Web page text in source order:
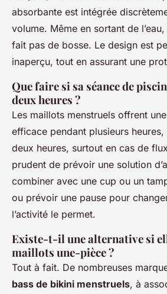
absorbante est intégrée
volume. Même en sortant de
fait pas de bosse. Le design est
inaperçu, tout en assurant une
Que faire si sa séance de
deux heures ?
Les maillots menstruels offrent
efficace pendant plusieurs
deux heures, surtout en cas de
prudent de prévoir une solution
combiner avec une cup ou un
ou prévoir une pause pour
l’activité le permet.
Existe-t-il une alternative si
maillots une-pièce ?
Tout à fait. De nombreuses
bass de bikini menstruels, à